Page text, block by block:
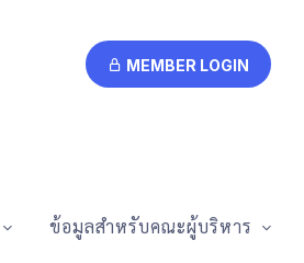
MEMBER LOGIN
ข้อมูลสำหรับคณะผู้บริหาร